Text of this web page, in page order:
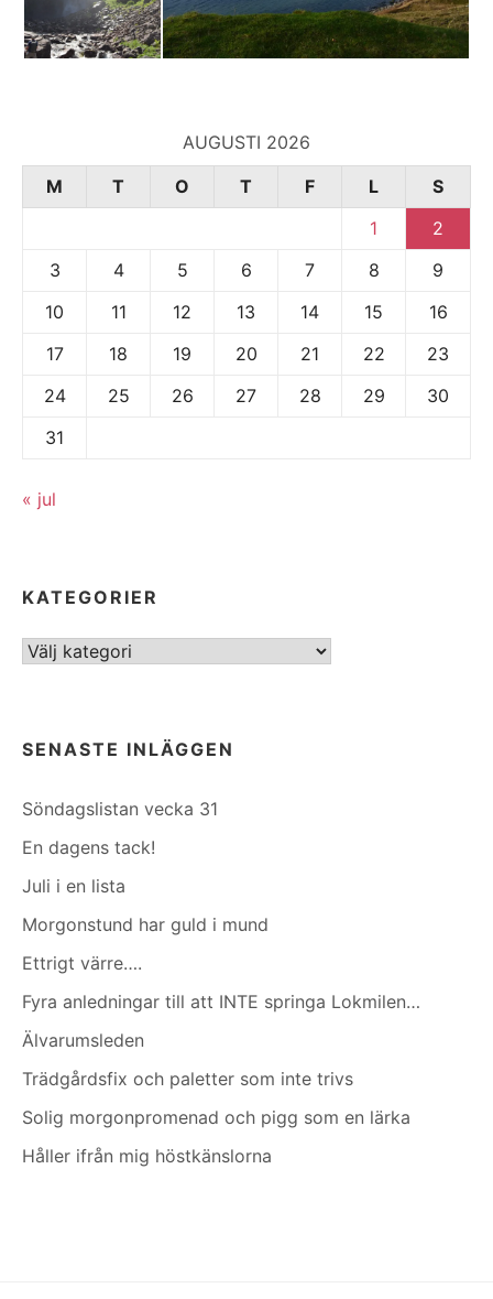
AUGUSTI 2026
M
T O T F L
S
1
2
3
4 5 6 7 8
9
10
11 12 13 14 15
16
17
18 19 20 21 22
23
24
25 26 27 28 29
30
31
« jul
KATEGORIER
Kategorier
SENASTE INLÄGGEN
Söndagslistan vecka 31
En dagens tack!
Juli i en lista
Morgonstund har guld i mund
Ettrigt värre….
Fyra anledningar till att INTE springa Lokmilen…
Älvarumsleden
Trädgårdsfix och paletter som inte trivs
Solig morgonpromenad och pigg som en lärka
Håller ifrån mig höstkänslorna